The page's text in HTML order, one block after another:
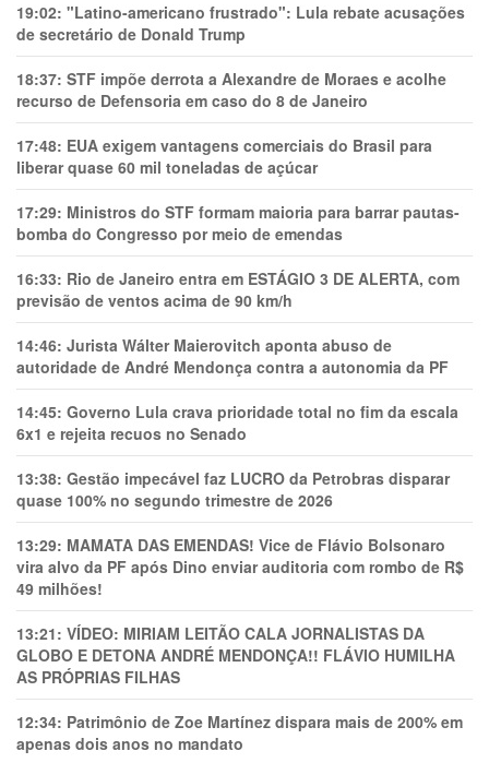
19:02: "Latino-americano frustrado": Lula rebate acusações
de secretário de Donald Trump
18:37: STF impõe derrota a Alexandre de Moraes e acolhe
recurso de Defensoria em caso do 8 de Janeiro
17:48: EUA exigem vantagens comerciais do Brasil para
liberar quase 60 mil toneladas de açúcar
17:29: Ministros do STF formam maioria para barrar pautas-
bomba do Congresso por meio de emendas
16:33: Rio de Janeiro entra em ESTÁGIO 3 DE ALERTA, com
previsão de ventos acima de 90 km/h
14:46: Jurista Wálter Maierovitch aponta abuso de
autoridade de André Mendonça contra a autonomia da PF
14:45: Governo Lula crava prioridade total no fim da escala
6x1 e rejeita recuos no Senado
13:38: Gestão impecável faz LUCRO da Petrobras disparar
quase 100% no segundo trimestre de 2026
13:29: MAMATA DAS EMENDAS! Vice de Flávio Bolsonaro
vira alvo da PF após Dino enviar auditoria com rombo de R$
49 milhões!
13:21: VÍDEO: MIRIAM LEITÃO CALA JORNALISTAS DA
GLOBO E DETONA ANDRÉ MENDONÇA!! FLÁVIO HUMILHA
AS PRÓPRIAS FILHAS
12:34: Patrimônio de Zoe Martínez dispara mais de 200% em
apenas dois anos no mandato